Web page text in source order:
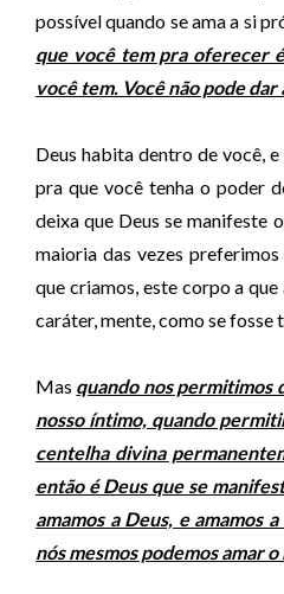
possível quando se ama a si
que você tem pra oferecer
você tem. Você não pode
Deus habita dentro de você,
pra que você tenha o poder
deixa que Deus se manifeste
maioria das vezes
que criamos, este corpo a
caráter, mente, como se fosse
Mas quando nos permitimos
nosso íntimo, quando
centelha divina
então é Deus que se
amamos a Deus, e amamos
nós mesmos podemos amar